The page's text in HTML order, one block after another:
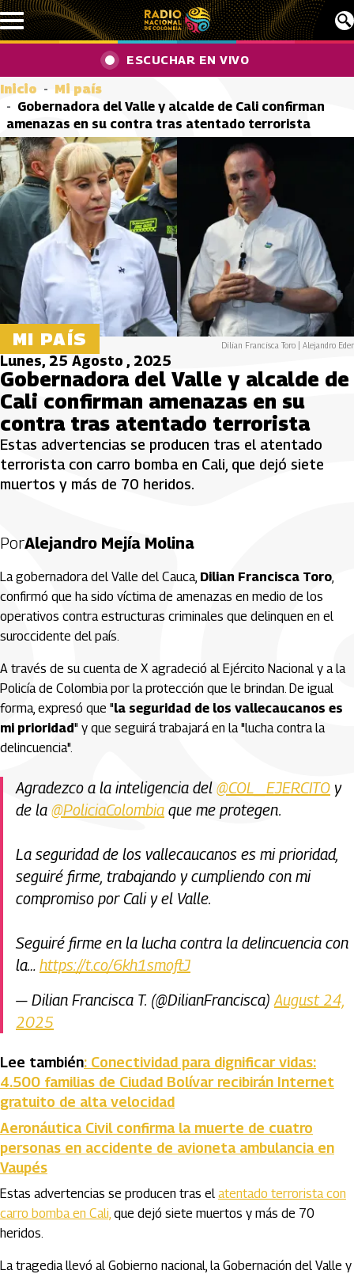
Pasar al contenido principal
ESCUCHAR EN VIVO
Inicio
Mi país
Gobernadora del Valle y alcalde de Cali confirman
amenazas en su contra tras atentado terrorista
MI PAÍS Dilian Francisca Toro | Alejandro Eder
Lunes, 25 Agosto , 2025
Gobernadora del Valle y alcalde de
Cali confirman amenazas en su
contra tras atentado terrorista
Estas advertencias se producen tras el atentado
terrorista con carro bomba en Cali, que dejó siete
muertos y más de 70 heridos.
PorAlejandro Mejía Molina
La gobernadora del Valle del Cauca, Dilian Francisca Toro,
confirmó que ha sido víctima de amenazas en medio de los
operativos contra estructuras criminales que delinquen en el
suroccidente del país.
A través de su cuenta de X agradeció al Ejército Nacional y a la
Policía de Colombia por la protección que le brindan. De igual
forma, expresó que "la seguridad de los vallecaucanos es
mi prioridad" y que seguirá trabajará en la "lucha contra la
delincuencia".
Agradezco a la inteligencia del @COL_EJERCITO y
de la @PoliciaColombia que me protegen.
La seguridad de los vallecaucanos es mi prioridad,
seguiré firme, trabajando y cumpliendo con mi
compromiso por Cali y el Valle.
Seguiré firme en la lucha contra la delincuencia con
la… https://t.co/6kh1smoftJ
— Dilian Francisca T. (@DilianFrancisca)August 24,
2025
Lee también: Conectividad para dignificar vidas:
4.500 familias de Ciudad Bolívar recibirán Internet
gratuito de alta velocidad
Aeronáutica Civil confirma la muerte de cuatro
personas en accidente de avioneta ambulancia en
Vaupés
Estas advertencias se producen tras el atentado terrorista con
carro bomba en Cali, que dejó siete muertos y más de 70
heridos.
La tragedia llevó al Gobierno nacional, la Gobernación del Valle y